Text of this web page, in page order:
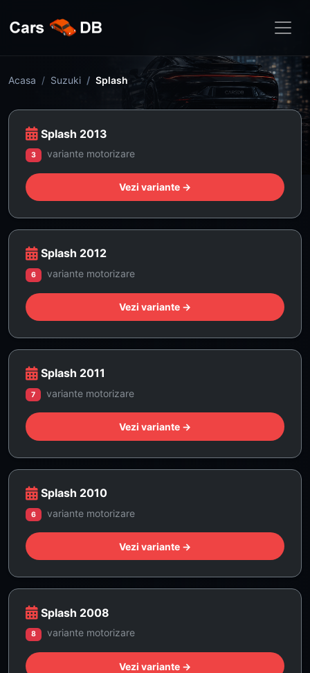
Acasa Suzuki Splash
Splash 2013
3 variante motorizare
Vezi variante →
Splash 2012
6 variante motorizare
Vezi variante →
Splash 2011
7 variante motorizare
Vezi variante →
Splash 2010
6 variante motorizare
Vezi variante →
Splash 2008
8 variante motorizare
Vezi variante →